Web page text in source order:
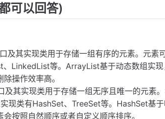
可以回答)
及其实现类用于存储一组有序的元素。元素
LinkedList等。ArrayList基于动态数组实
操作效率高。
及其实现类用于存储一组无序且唯一的元素
现类有HashSet、TreeSet等。HashSet基
按照自然顺序或者自定义顺序排序。